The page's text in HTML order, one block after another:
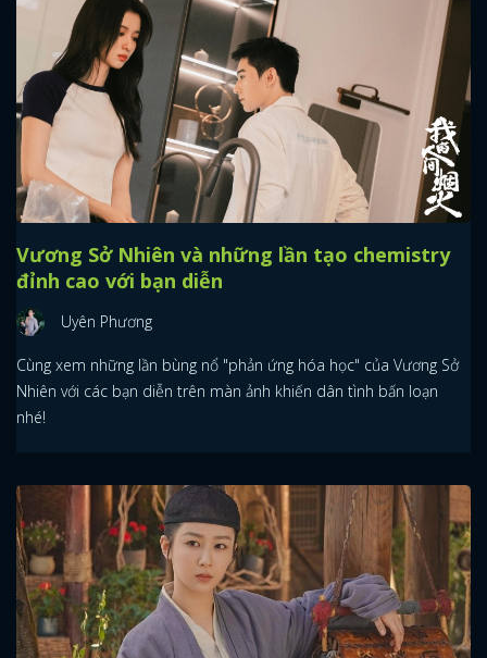
Vương Sở Nhiên và những lần tạo chemistry
đỉnh cao với bạn diễn
Uyên Phương
Cùng xem những lần bùng nổ "phản ứng hóa học" của Vương Sở
Nhiên với các bạn diễn trên màn ảnh khiến dân tình bấn loạn
nhé!